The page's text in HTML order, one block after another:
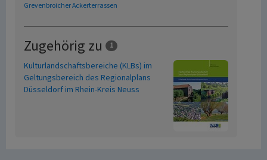
Grevenbroicher Ackerterrassen
Zugehörig zu 1
Kulturlandschaftsbereiche (KLBs) im
Geltungsbereich des Regionalplans
Düsseldorf im Rhein-Kreis Neuss